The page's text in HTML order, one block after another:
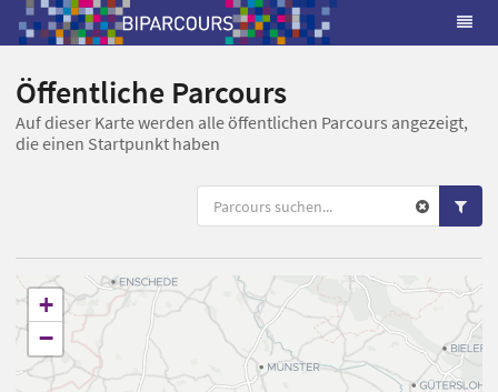
Öffentliche Parcours
Auf dieser Karte werden alle öffentlichen Parcours angezeigt,
die einen Startpunkt haben
+
−